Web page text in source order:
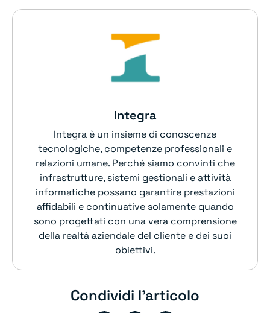
Integra
Integra è un insieme di conoscenze
tecnologiche, competenze professionali e
relazioni umane. Perché siamo convinti che
infrastrutture, sistemi gestionali e attività
informatiche possano garantire prestazioni
affidabili e continuative solamente quando
sono progettati con una vera comprensione
della realtà aziendale del cliente e dei suoi
obiettivi.
Condividi l'articolo